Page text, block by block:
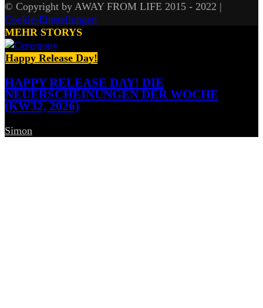
© Copyright by AWAY FROM LIFE 2015 - 2022 |
Cookie-Einstellungen
MEHR STORYS
Happy Release Day!
HAPPY RELEASE DAY! DIE
NEUERSCHEINUNGEN DER WOCHE
(KW32, 2026)
Simon